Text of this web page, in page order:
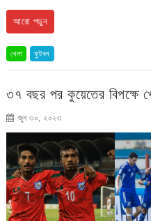
আরো পড়ুন
খেলা ফুটবল
৩৭ বছর পর কুয়েতের বিপক্ষে
জুন ৩০, ২০২৩